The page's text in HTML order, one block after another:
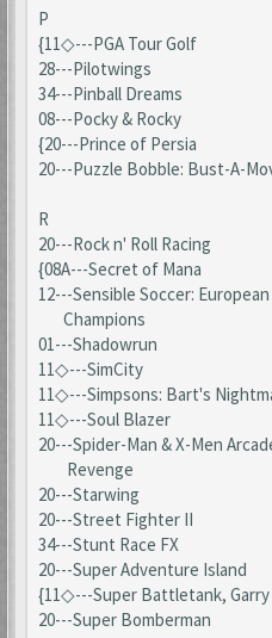
P
{11◇---PGA Tour Golf
28---Pilotwings
34---Pinball Dreams
08---Pocky & Rocky
{20---Prince of Persia
20---Puzzle Bobble: Bust-A-
R
20---Rock n' Roll Racing
{08A---Secret of Mana
12---Sensible Soccer: European
Champions
01---Shadowrun
11◇---SimCity
11◇---Simpsons: Bart's
11◇---Soul Blazer
20---Spider-Man & X-Men
Revenge
20---Starwing
20---Street Fighter II
34---Stunt Race FX
20---Super Adventure Island
{11◇---Super Battletank,
20---Super Bomberman